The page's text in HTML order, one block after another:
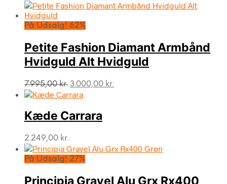
På Udsalg! 62%
Petite Fashion Diamant Armbånd
Hvidguld Alt Hvidguld
7.995,00kr. Den
oprindelige
var:
7.995,00 kr..
3.000,00 kr.
Kæde Carrara
2.249,00 kr.
På Udsalg! 27%
Principia Gravel Alu Grx Rx400